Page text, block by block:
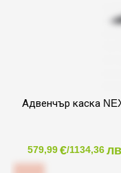
Адвенчър каска
579,99€/1134,36